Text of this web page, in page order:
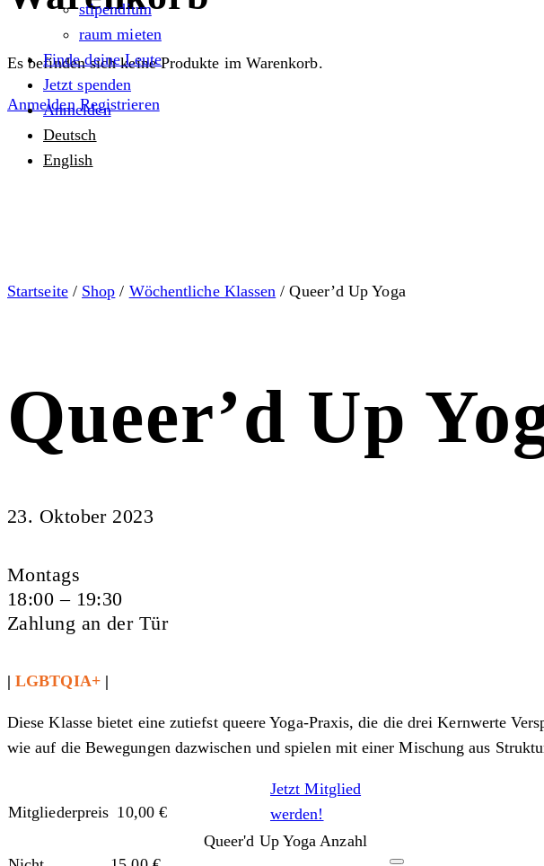
Es befinden sich keine Produkte im Warenkorb.
Anmelden Registrieren
stipendium
raum mieten
Finde deine Leute
Jetzt spenden
Anmelden
Deutsch
English
Startseite/ Shop / Wöchentliche Klassen / Queer’d Up Yoga
Queer’d Up
23. Oktober 2023
Montags
18:00 – 19:30
Zahlung an der Tür
|LGBTQIA+ |
Diese Klasse bietet eine zutiefst queere Yoga-Praxis, die die drei Kernwerte
wie auf die Bewegungen dazwischen und spielen mit einer Mischung aus
Mitgliederpreis 10,00 €
Jetzt Mitglied
werden!
Queer'd Up Yoga Anzahl